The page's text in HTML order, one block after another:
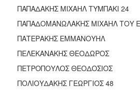
ΠΑΠΑΔΑΚΗΣ ΜΙΧΑΗΛ ΤΥΜΠΑΚΙ 24
ΠΑΠΑΔΟΜΑΝΩΛΑΚΗΣ ΜΙΧΑΗΛ ΤΟΥ
ΠΑΤΕΡΑΚΗΣ ΕΜΜΑΝΟΥΗΛ
ΠΕΛΕΚΑΝΑΚΗΣ ΘΕΟΔΩΡΟΣ
ΠΕΤΡΟΠΟΥΛΟΣ ΘΕΟΔΟΣΙΟΣ
ΠΟΛΙΟΥΔΑΚΗΣ ΓΕΩΡΓΙΟΣ 48